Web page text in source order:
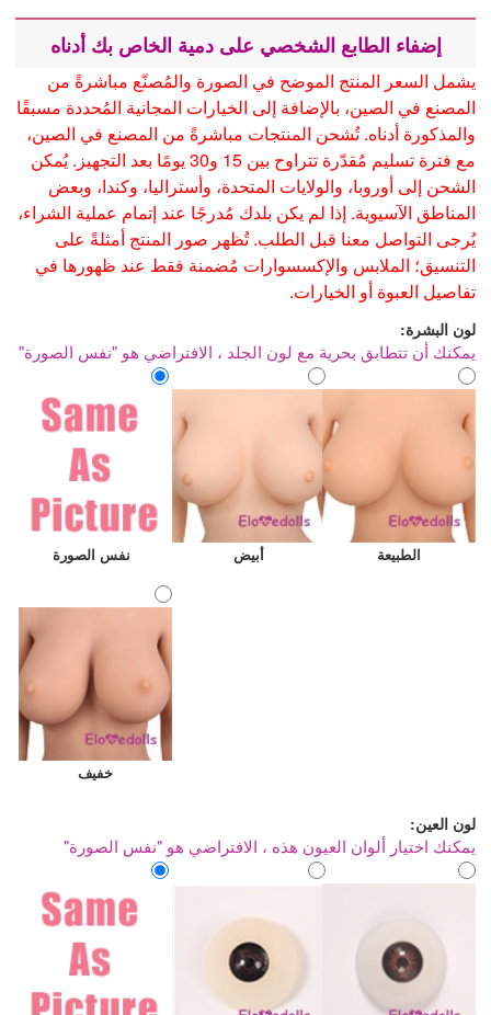
إضفاء الطابع الشخصي على دمية الخاص بك أدناه
يشمل السعر المنتج الموضح في الصورة والمُصنّع مباشرةً من
المصنع في الصين، بالإضافة إلى الخيارات المجانية المُحددة مسبقًا
والمذكورة أدناه. تُشحن المنتجات مباشرةً من المصنع في الصين،
مع فترة تسليم مُقدّرة تتراوح بين 15 و30 يومًا بعد التجهيز. يُمكن
الشحن إلى أوروبا، والولايات المتحدة، وأستراليا، وكندا، وبعض
المناطق الآسيوية. إذا لم يكن بلدك مُدرجًا عند إتمام عملية الشراء،
يُرجى التواصل معنا قبل الطلب. تُظهر صور المنتج أمثلةً على
التنسيق؛ الملابس والإكسسوارات مُضمنة فقط عند ظهورها في
تفاصيل العبوة أو الخيارات.
لون البشرة:
يمكنك أن تتطابق بحرية مع لون الجلد ، الافتراضي هو "نفس الصورة"
نفس الصورة أبيض الطبيعة
خفيف
لون العين:
يمكنك اختيار ألوان العيون هذه ، الافتراضي هو "نفس الصورة"